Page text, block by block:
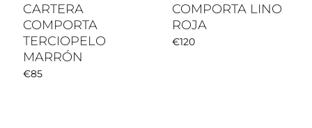
CARTERA
COMPORTA
TERCIOPELO
MARRÓN
€85
COMPORTA LINO
ROJA
€120